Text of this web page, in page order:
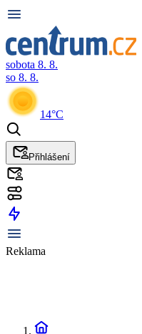
sobota 8. 8.
so 8. 8.
14°C
Přihlášení
Reklama